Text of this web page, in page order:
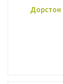
Дорстон